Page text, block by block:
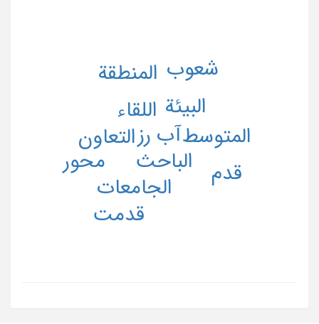
آب رز
الباحث
البیئة
التعاون
الجامعات
اللقاء
المتوسط
المنطقة شعوب
قدم
قدمت
محور